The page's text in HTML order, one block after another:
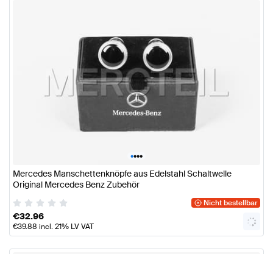
••••
Mercedes Manschettenknöpfe aus Edelstahl Schaltwelle
Original Mercedes Benz Zubehör
Nicht bestellbar
€32.96
€39.88 incl. 21% LV VAT